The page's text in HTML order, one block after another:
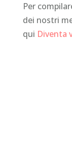
Per
dei nostri
qui Diventa